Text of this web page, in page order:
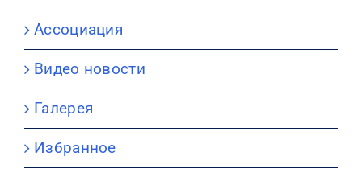
Ассоциация
Видео новости
Галерея
Избранное